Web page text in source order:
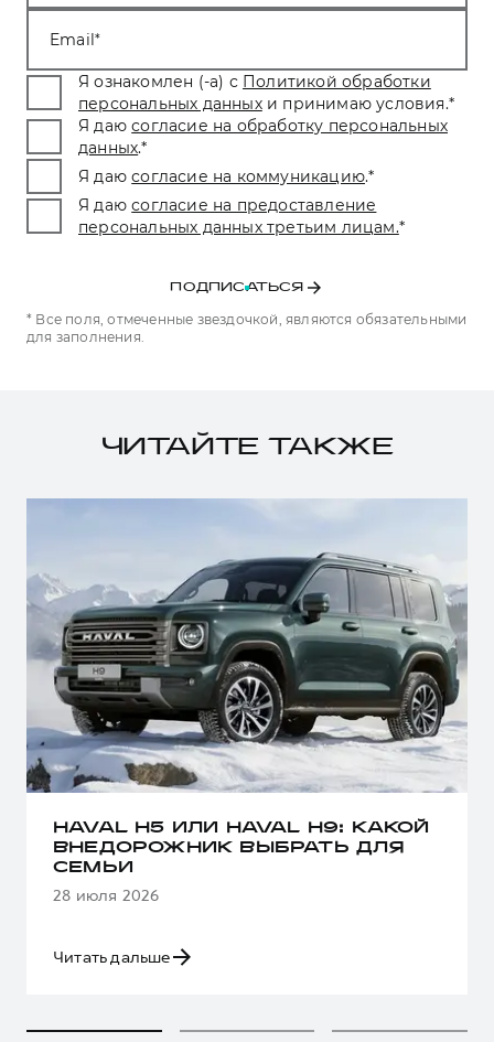
Email
Я ознакомлен (-а) с Политикой обработки
персональных данных и принимаю условия.*
Я даю согласие на обработку персональных
данных.*
Я даю согласие на коммуникацию.*
Я даю согласие на предоставление
персональных данных третьим лицам.*
ПОДПИСАТЬСЯ
* Все поля, отмеченные звездочкой, являются обязательными
для заполнения.
ЧИТАЙТЕ ТАКЖЕ
HAVAL H5 ИЛИ HAVAL H9: КАКОЙ
ВНЕДОРОЖНИК ВЫБРАТЬ ДЛЯ
СЕМЬИ
28 июля 2026
Читать дальше